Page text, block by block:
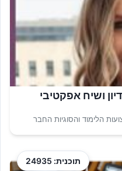
ושיח אפקטיבי
הלימוד והסוגיות החבר
תוכנית: 24935